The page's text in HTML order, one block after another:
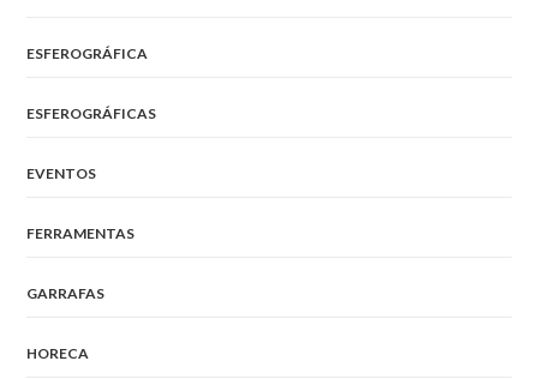
ESFEROGRÁFICA
ESFEROGRÁFICAS
EVENTOS
FERRAMENTAS
GARRAFAS
HORECA